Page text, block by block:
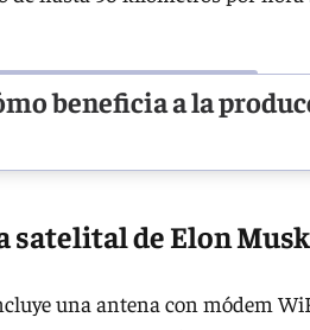
beneficia a la
satelital de Elon Musk
una antena con módem